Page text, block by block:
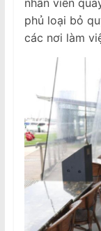
nhân viên
phủ loại bỏ
các nơi làm